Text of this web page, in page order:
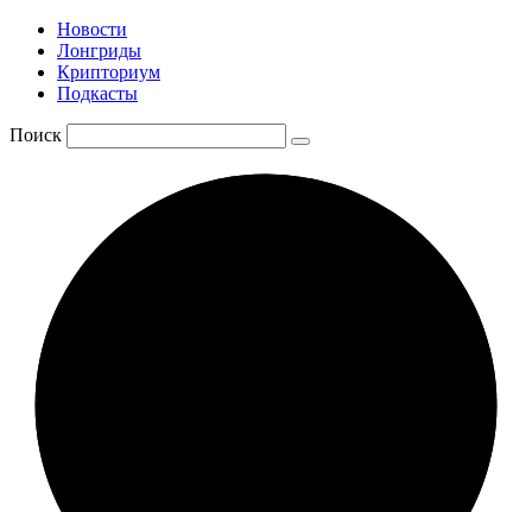
Новости
Лонгриды
Крипториум
Подкасты
Поиск